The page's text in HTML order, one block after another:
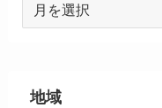
ブ
地域